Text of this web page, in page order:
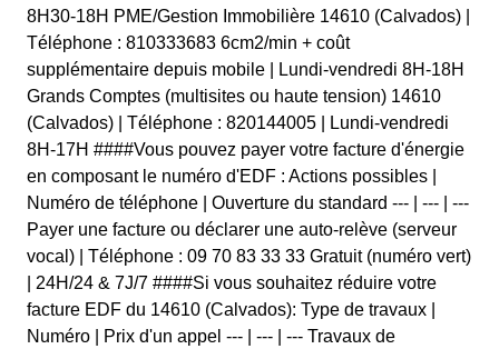
8H30-18H PME/Gestion Immobilière 14610 (Calvados) |
Téléphone : 810333683 6cm2/min + coût
supplémentaire depuis mobile | Lundi-vendredi 8H-18H
Grands Comptes (multisites ou haute tension) 14610
(Calvados) | Téléphone : 820144005 | Lundi-vendredi
8H-17H ####Vous pouvez payer votre facture d'énergie
en composant le numéro d'EDF : Actions possibles |
Numéro de téléphone | Ouverture du standard --- | --- | ---
Payer une facture ou déclarer une auto-relève (serveur
vocal) | Téléphone : 09 70 83 33 33 Gratuit (numéro vert)
| 24H/24 & 7J/7 ####Si vous souhaitez réduire votre
facture EDF du 14610 (Calvados): Type de travaux |
Numéro | Prix d'un appel --- | --- | --- Travaux de